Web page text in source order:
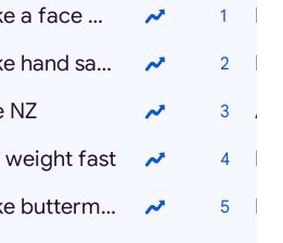
How to make a face mask
How to make hand sanitizer
NZ
weight fast
How to make buttermilk